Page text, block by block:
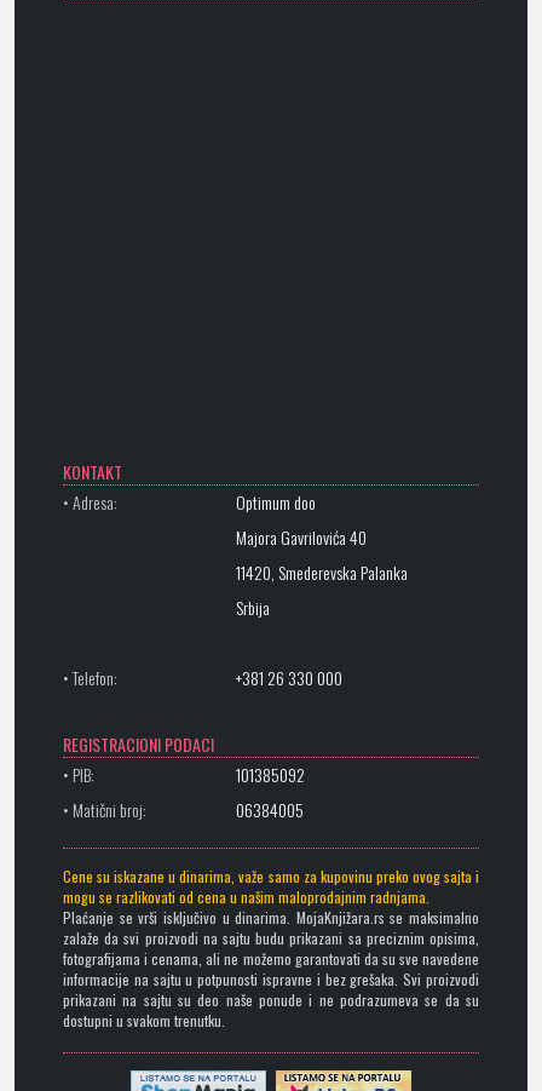
KONTAKT
• Adresa:
Optimum doo
Majora Gavrilovića 40
11420, Smederevska Palanka
Srbija
• Telefon: +381 26 330 000
REGISTRACIONI PODACI
• PIB:
101385092
• Matični broj:
06384005
Cene su iskazane u dinarima, važe samo za kupovinu preko ovog sajta i
mogu se razlikovati od cena u našim maloprodajnim radnjama.
Plaćanje se vrši isključivo u dinarima. MojaKnjižara.rs se maksimalno
zalaže da svi proizvodi na sajtu budu prikazani sa preciznim opisima,
fotografijama i cenama, ali ne možemo garantovati da su sve navedene
informacije na sajtu u potpunosti ispravne i bez grešaka. Svi proizvodi
prikazani na sajtu su deo naše ponude i ne podrazumeva se da su
dostupni u svakom trenutku.